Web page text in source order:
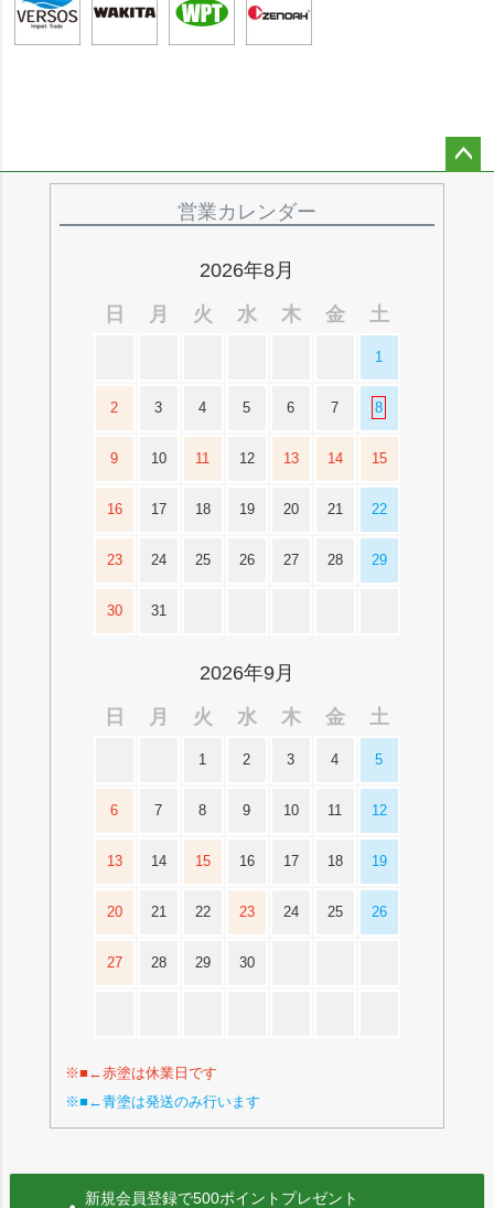
営業カレンダー
2026年8月
日
月 火 水 木 金 土
1
2 3 4 5 6 7 8
9 10 11 12 13 14 15
16 17 18 19 20 21 22
23 24 25 26 27 28 29
30 31
2026年9月
日
月 火 水 木 金 土
1 2 3 4 5
6 7 8 9 10 11 12
13 14 15 16 17 18 19
20 21 22 23 24 25 26
27 28 29 30
※■←赤塗は休業日です
※■←青塗は発送のみ行います
新規会員登録で500ポイントプレゼント